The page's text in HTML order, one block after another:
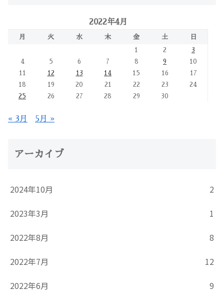
2022年4月
月 火 水 木 金 土
日
1
2
3
4
5 6 7 8 9
10
11
12 13 14 15 16
17
18
19 20 21 22 23
24
25
26 27 28 29 30
« 3月 5月 »
アーカイブ
2024年10月
2
2023年3月
1
2022年8月
8
2022年7月
12
2022年6月
9